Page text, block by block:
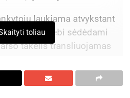
laukiama atvykstant
žiūrovai stebi sėdėdami
takelis transliuojamas
toliau